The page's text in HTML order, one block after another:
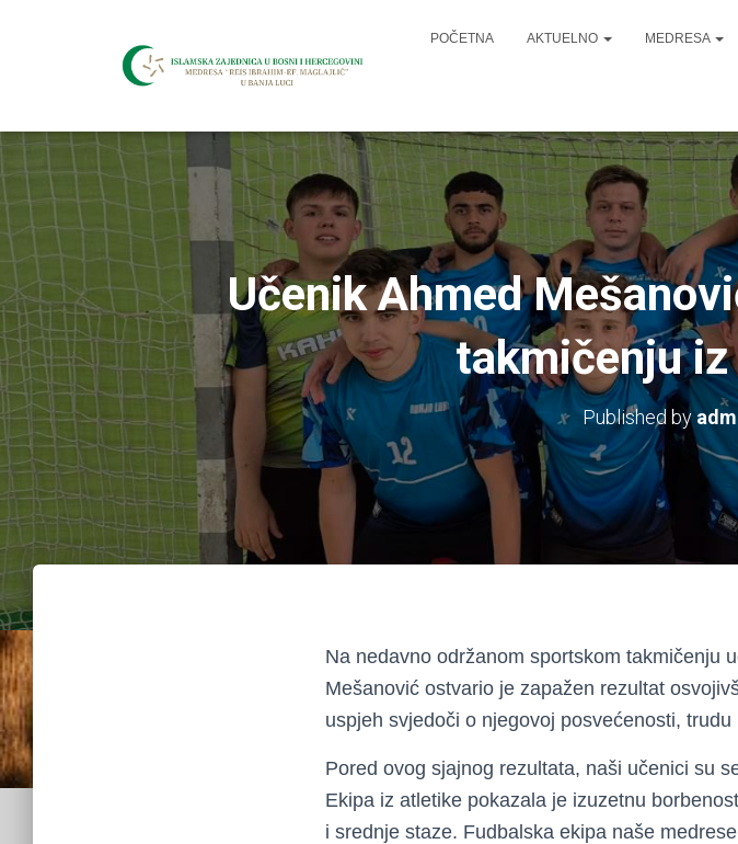
POČETNA AKTUELNO MEDRESA
Učenik Ahmed
takmičenju
Published by
Na nedavno održanom sportskom takmičenju
Mešanović ostvario je zapažen rezultat
uspjeh svjedoči o njegovoj posvećenosti,
Pored ovog sjajnog rezultata, naši učenici su
Ekipa iz atletike pokazala je izuzetnu
i srednje staze. Fudbalska ekipa naše